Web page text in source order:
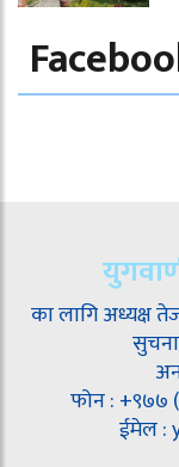
का लागि अध्यक्ष
फोन : +९७७
ईमेल :